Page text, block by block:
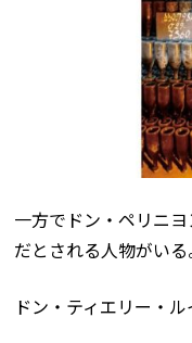
一方でドン・ペリニ
だとされる人物がいる
ドン・ティエリー・ル